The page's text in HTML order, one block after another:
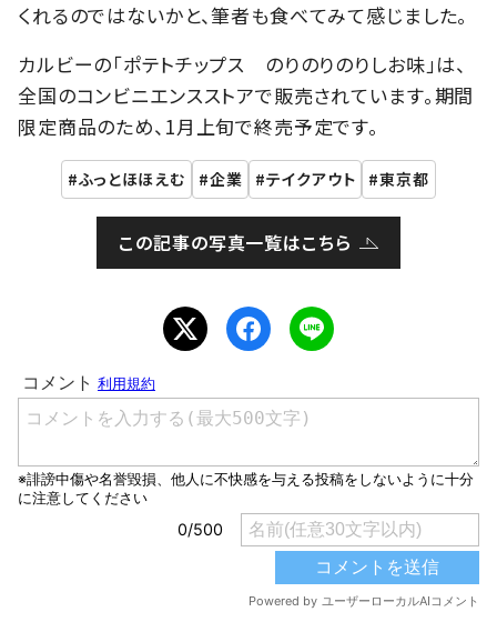
くれるのではないかと、筆者も食べてみて感じました。
カルビーの「ポテトチップス のりのりのりしお味」は、
全国のコンビニエンスストアで販売されています。期間
限定商品のため、1月上旬で終売予定です。
ふっとほほえむ 企業 テイクアウト 東京都
この記事の写真一覧はこちら